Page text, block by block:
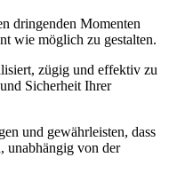
dringenden Momenten
wie möglich zu gestalten.
zügig und effektiv zu
Sicherheit Ihrer
und gewährleisten, dass
unabhängig von der